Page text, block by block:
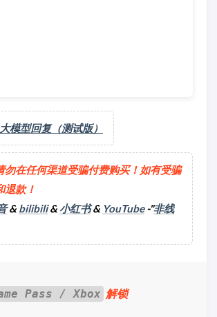
模型回复（测试版）
勿在任何渠道受骗付费购买！如有受骗
退款！
& bilibili&小红书& YouTube-"非线
Pass / Xbox 解锁